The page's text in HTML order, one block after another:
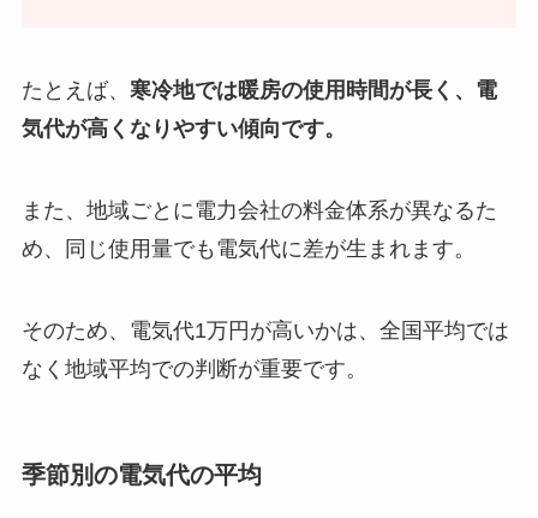
たとえば、 寒冷地では暖房の使用時間が長く、電
気代が高くなりやすい傾向です。
また、地域ごとに電力会社の料金体系が異なるた
め、同じ使用量でも電気代に差が生まれます。
そのため、電気代1万円が高いかは、全国平均では
なく地域平均での判断が重要です。
季節別の電気代の平均